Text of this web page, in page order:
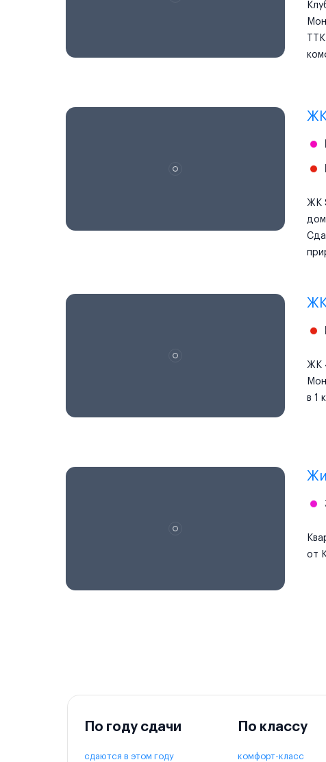
ЖК
ЖК
ЖК
ЖК
в 1
от
По году сдачи
сдаются в этом году
По классу
комфорт-класс